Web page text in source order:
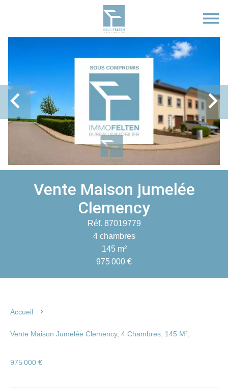
Vente Maison jumelée
Clemency
Réf. 87019779
4 chambres
145 m²
975 000 €
Accueil
Vente Maison Jumelée Clemency, 4 Chambres, 145 M²,
975 000 €